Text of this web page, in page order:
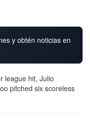
y obtén noticias en
league hit, Julio
pitched six scoreless